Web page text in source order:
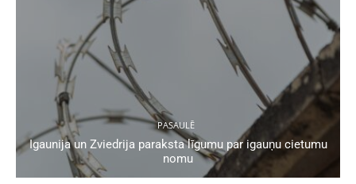
PASAULĒ
Igaunija un Zviedrija paraksta līgumu par igauņu cietumu
nomu